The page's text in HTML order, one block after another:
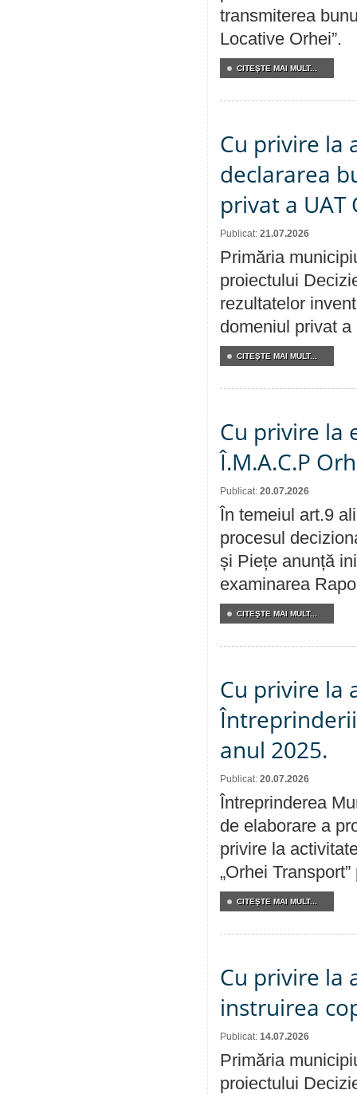
transmiterea
Locative Orhei”.
CITEŞTE MAI MULT...
Cu privire la
declararea
privat a UAT
Publicat: 21.07.2026
Primăria
proiectului
rezultatelor
domeniul privat a
CITEŞTE MAI MULT...
Cu privire la
Î.M.A.C.P
Publicat: 20.07.2026
În temeiul art.9
procesul
și Piețe anunță
examinarea
CITEŞTE MAI MULT...
Cu privire la
anul 2025.
Publicat: 20.07.2026
Întreprinderea
de elaborare a
privire la
„Orhei
CITEŞTE MAI MULT...
Cu privire la
instruirea
Publicat: 14.07.2026
Primăria
proiectului